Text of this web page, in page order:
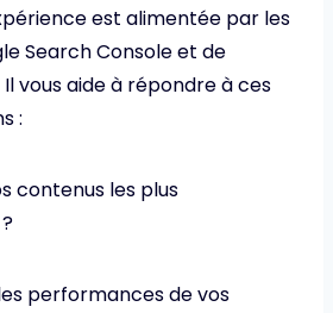
est alimentée par les
Search Console et de
vous aide à répondre à ces
:
contenus les plus
performances de vos